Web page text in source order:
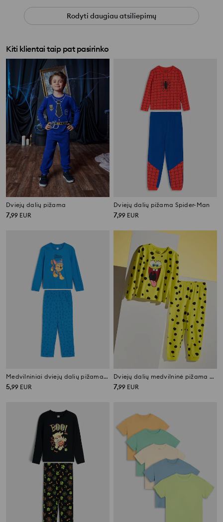
Rodyti daugiau atsiliepimų
Kiti klientai taip pat pasirinko
Dviejų dalių pižama
7,99 EUR
Dviejų dalių pižama Spider-Man
7,99 EUR
Medvilniniai dviejų dalių pižama su spaudiniu PAW Patrol
5,99 EUR
Dviejų dalių medvilninė pižama SpongeBob
7,99 EUR